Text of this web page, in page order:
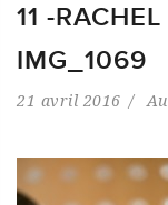
11 -
IMG_1069
21 avril 2016